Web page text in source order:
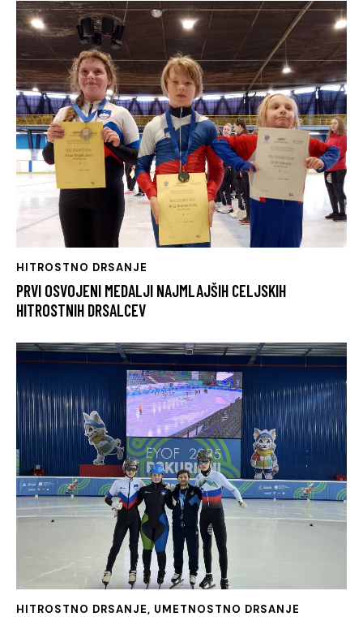
HITROSTNO DRSANJE
PRVI OSVOJENI MEDALJI NAJMLAJŠIH CELJSKIH
HITROSTNIH DRSALCEV
HITROSTNO DRSANJE, UMETNOSTNO DRSANJE